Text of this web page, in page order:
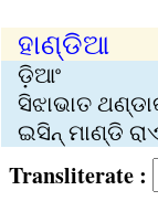
ହାଣ୍ଡିଆ
ଡ଼ିଆଂ
ସିଝାଭାତ
ଇସିନ୍‍ ମାଣ୍ଡି
Transliterate :